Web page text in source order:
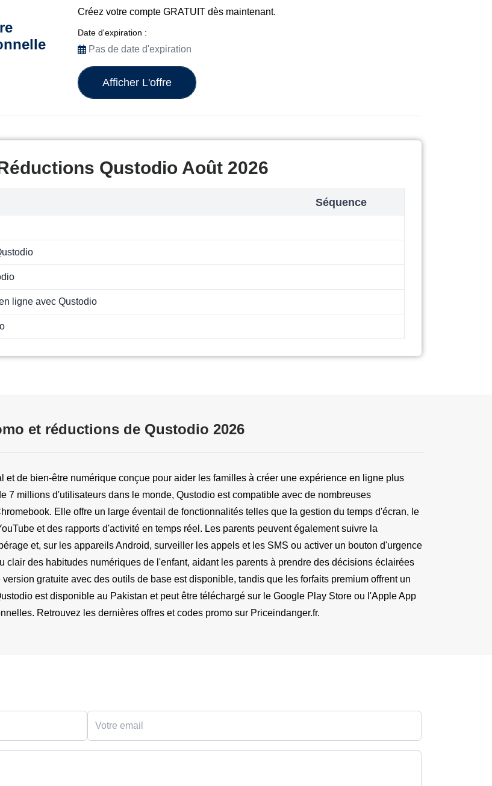
Créez votre compte GRATUIT dès maintenant.
Date d'expiration :
Pas de date d'expiration
Afficher L'offre
Qustodio Août 2026
Séquence
ligne avec Qustodio
et réductions de Qustodio 2026
de bien-être numérique conçue pour aider les familles à créer une expérience en ligne plus
7 millions d'utilisateurs dans le monde, Qustodio est compatible avec de nombreuses
Elle offre un large éventail de fonctionnalités telles que la gestion du temps d'écran, le
et des rapports d'activité en temps réel. Les parents peuvent également suivre la
et, sur les appareils Android, surveiller les appels et les SMS ou activer un bouton d'urgence
clair des habitudes numériques de l'enfant, aidant les parents à prendre des décisions éclairées
gratuite avec des outils de base est disponible, tandis que les forfaits premium offrent un
est disponible au Pakistan et peut être téléchargé sur le Google Play Store ou l'Apple App
Retrouvez les dernières offres et codes promo sur Priceindanger.fr.